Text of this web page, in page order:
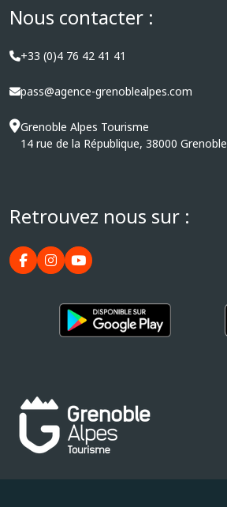
Nous contacter :
+33 (0)4 76 42 41 41
pass@agence-grenoblealpes.com
Grenoble Alpes Tourisme
14 rue de la République, 38000 Grenoble
Retrouvez nous sur :